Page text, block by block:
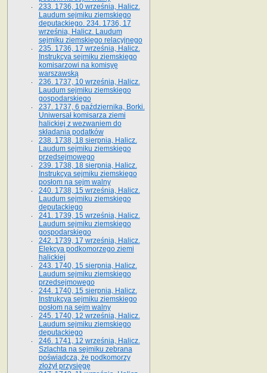
233. 1736, 10 września, Halicz.
Laudum sejmiku ziemskiego
deputackiego. 234. 1736, 17
września, Halicz. Laudum
sejmiku ziemskiego relacyjnego
235. 1736, 17 września, Halicz.
Instrukcya sejmiku ziemskiego
komisarzowi na komisyę
warszawską
236. 1737, 10 września, Halicz.
Laudum sejmiku ziemskiego
gospodarskiego
237. 1737, 6 października, Borki.
Uniwersał komisarza ziemi
halickiej z wezwaniem do
składania podatków
238. 1738, 18 sierpnia, Halicz.
Laudum sejmiku ziemskiego
przedsejmowego
239. 1738, 18 sierpnia, Halicz.
Instrukcya sejmiku ziemskiego
posłom na sejm walny
240. 1738, 15 września, Halicz.
Laudum sejmiku ziemskiego
deputackiego
241. 1739, 15 września, Halicz.
Laudum sejmiku ziemskiego
gospodarskiego
242. 1739, 17 września, Halicz.
Elekcya podkomorzego ziemi
halickiej
243. 1740, 15 sierpnia, Halicz.
Laudum sejmiku ziemskiego
przedsejmowego
244. 1740, 15 sierpnia, Halicz.
Instrukcya sejmiku ziemskiego
posłom na sejm walny
245. 1740, 12 września, Halicz.
Laudum sejmiku ziemskiego
deputackiego
246. 1741, 12 września, Halicz.
Szlachta na sejmiku zebrana
poświadcza, że podkomorzy
złożył przysięgę